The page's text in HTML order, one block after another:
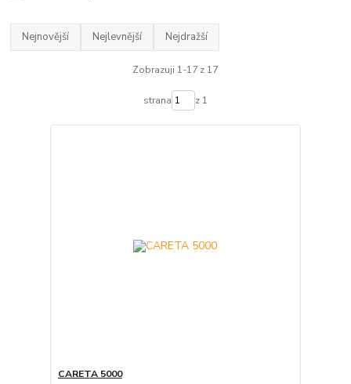
Nejnovější Nejlevnější Nejdražší
Zobrazuji 1-17 z 17
strana z 1
CARETA 5000